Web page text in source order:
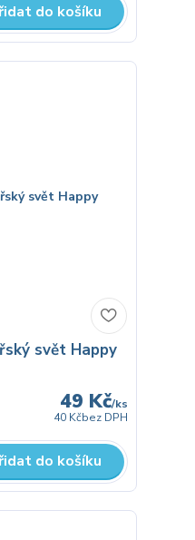
do košíku
svět Happy
49 Kč/ks
40 Kčbez DPH
do košíku